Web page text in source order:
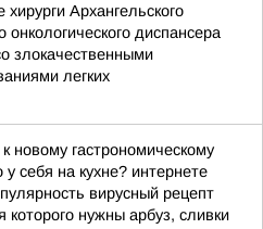
хирурги Архангельского
онкологического диспансера
злокачественными
легких
новому гастрономическому
себя на кухне? интернете
вирусный рецепт
которого нужны арбуз, сливки